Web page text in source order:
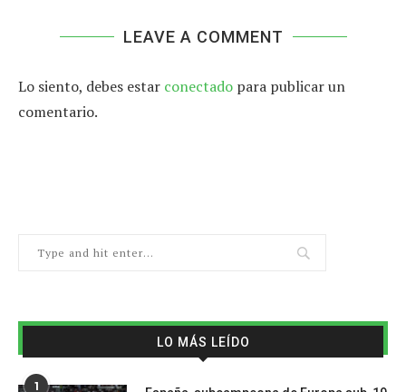
LEAVE A COMMENT
Lo siento, debes estar conectado para publicar un
comentario.
LO MÁS LEÍDO
1